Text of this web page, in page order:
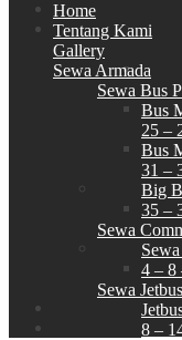
Home
Tentang Kami
Gallery
Sewa Armada
Sewa Bus
Bus
25 –
Bus
31 –
Big
35 –
Sewa
4 – 8
Sewa
8 –